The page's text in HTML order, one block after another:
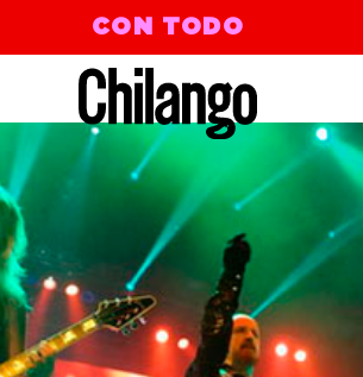
CON TODO